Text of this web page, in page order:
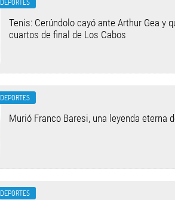
DEPORTES
Tenis: Cerúndolo cayó ante Arthur Gea y
cuartos de final de Los Cabos
DEPORTES
Murió Franco Baresi, una leyenda eterna
DEPORTES